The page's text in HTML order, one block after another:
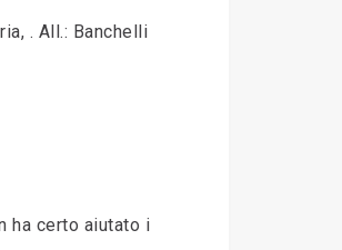
. All.: Banchelli
ha certo aiutato i